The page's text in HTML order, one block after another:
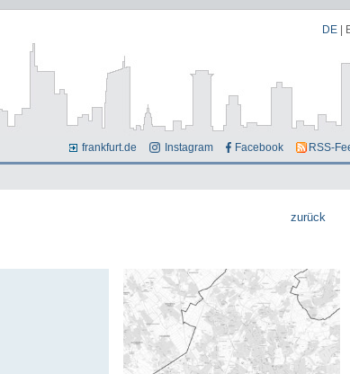
DE
frankfurt.de Instagram Facebook RSS-
zurück